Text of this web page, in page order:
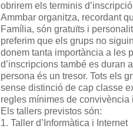
obrirem els terminis
Ammbar organitza, recordant
Família, són gratuïts i
preferim que els grups no
donem tanta importància a les
d’inscripcions també es duran
persona és un tresor. Tots els
sense distinció de cap classe
regles mínimes de convivència
Els tallers previstos són:
1. Taller d’Informàtica i Internet